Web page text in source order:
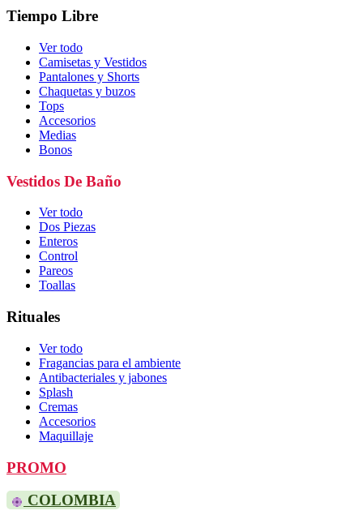
Tiempo Libre
Ver todo
Camisetas y Vestidos
Pantalones y Shorts
Chaquetas y buzos
Tops
Accesorios
Medias
Bonos
Vestidos De Baño
Ver todo
Dos Piezas
Enteros
Control
Pareos
Toallas
Rituales
Ver todo
Fragancias para el ambiente
Antibacteriales y jabones
Splash
Cremas
Accesorios
Maquillaje
PROMO
COLOMBIA